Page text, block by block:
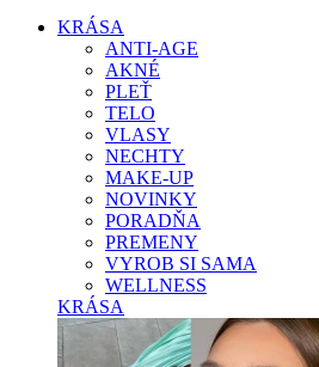
KRÁSA
ANTI-AGE
AKNÉ
PLEŤ
TELO
VLASY
NECHTY
MAKE-UP
NOVINKY
PORADŇA
PREMENY
VYROB SI SAMA
WELLNESS
KRÁSA